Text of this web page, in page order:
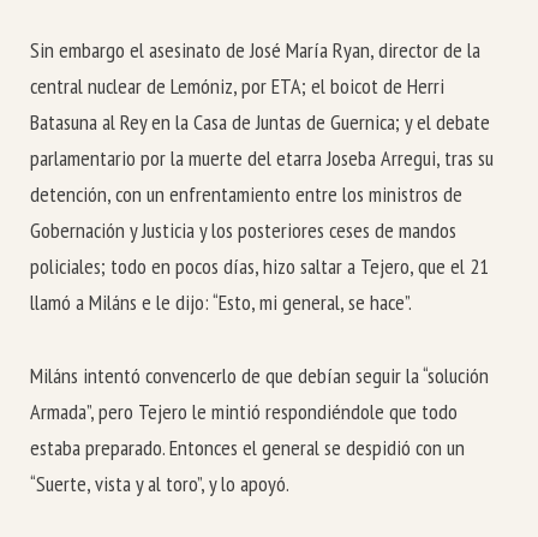
Sin embargo el asesinato de José María Ryan, director de la
central nuclear de Lemóniz, por ETA; el boicot de Herri
Batasuna al Rey en la Casa de Juntas de Guernica; y el debate
parlamentario por la muerte del etarra Joseba Arregui, tras su
detención, con un enfrentamiento entre los ministros de
Gobernación y Justicia y los posteriores ceses de mandos
policiales; todo en pocos días, hizo saltar a Tejero, que el 21
llamó a Miláns e le dijo: “Esto, mi general, se hace”.
Miláns intentó convencerlo de que debían seguir la “solución
Armada”, pero Tejero le mintió respondiéndole que todo
estaba preparado. Entonces el general se despidió con un
“Suerte, vista y al toro”, y lo apoyó.